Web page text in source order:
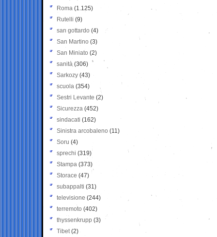
Roma (1.125)
Rutelli (9)
san gottardo (4)
San Martino (3)
San Miniato (2)
sanità (306)
Sarkozy (43)
scuola (354)
Sestri Levante (2)
Sicurezza (452)
sindacati (162)
Sinistra arcobaleno (11)
Soru (4)
sprechi (319)
Stampa (373)
Storace (47)
subappalti (31)
televisione(244)
terremoto (402)
thyssenkrupp (3)
Tibet(2)